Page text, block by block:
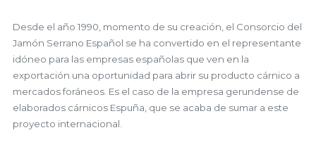
Desde el año 1990, momento de su creación, el Consorcio del
Jamón Serrano Español se ha convertido en el representante
idóneo para las empresas españolas que ven en la
exportación una oportunidad para abrir su producto cárnico a
mercados foráneos. Es el caso de la empresa gerundense de
elaborados cárnicos Espuña, que se acaba de sumar a este
proyecto internacional.